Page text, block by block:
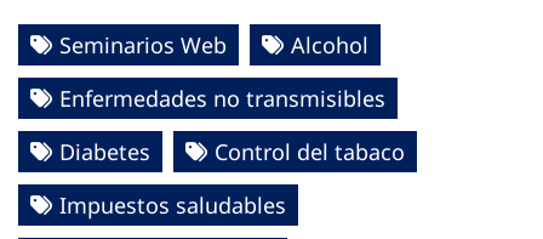
Seminarios Web
Alcohol
Enfermedades no transmisibles
Diabetes
Control del tabaco
Impuestos saludables